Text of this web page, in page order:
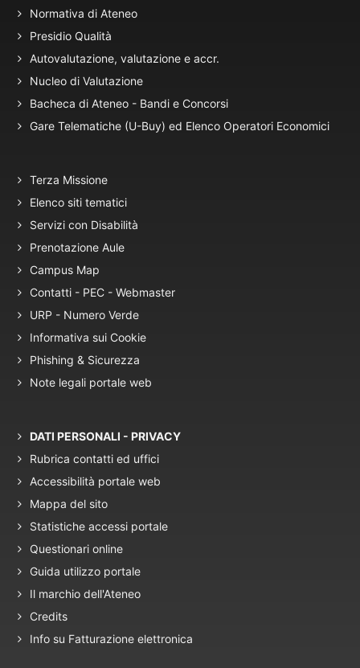
Normativa di Ateneo
Presidio Qualità
Autovalutazione, valutazione e accr.
Nucleo di Valutazione
Bacheca di Ateneo - Bandi e Concorsi
Gare Telematiche (U-Buy) ed Elenco Operatori Economici
Terza Missione
Elenco siti tematici
Servizi con Disabilità
Prenotazione Aule
Campus Map
Contatti - PEC - Webmaster
URP - Numero Verde
Informativa sui Cookie
Phishing & Sicurezza
Note legali portale web
DATI PERSONALI - PRIVACY
Rubrica contatti ed uffici
Accessibilità portale web
Mappa del sito
Statistiche accessi portale
Questionari online
Guida utilizzo portale
Il marchio dell'Ateneo
Credits
Info su Fatturazione elettronica